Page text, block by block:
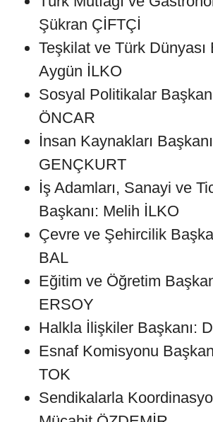
Şükran ÇİFTÇİ
Teşkilat ve Türk Dünyası
Aygün İLKO
Sosyal Politikalar
ÖNCAR
İnsan Kaynakları
GENÇKURT
İş Adamları, Sanayi ve
Başkanı: Melih İLKO
Çevre ve Şehircilik
BAL
Eğitim ve Öğretim
ERSOY
Halkla İlişkiler Başkanı:
Esnaf Komisyonu
TOK
Sendikalarla